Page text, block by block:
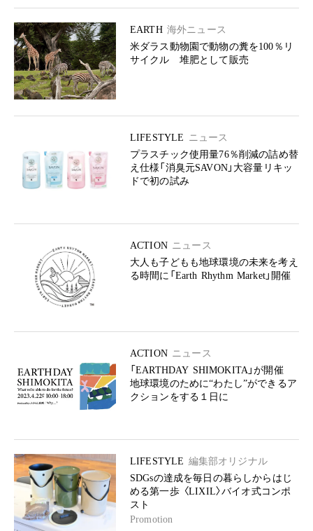
EARTH 海外ニュース
米ダラス動物園で動物の糞を100％リ
サイクル 堆肥として販売
LIFESTYLE ニュース
プラスチック使用量76％削減の詰め替
え仕様「消臭元SAVON」大容量リキッ
ドで初の試み
ACTION ニュース
大人も子どもも地球環境の未来を考え
る時間に「Earth Rhythm Market」開催
ACTION ニュース
「EARTHDAY SHIMOKITA」が開催
地球環境のために“わたし”ができるア
クションをする１日に
LIFESTYLE 編集部オリジナル
SDGsの達成を毎日の暮らしからはじ
める第一歩 〈LIXIL〉バイオ式コンポ
スト
Promotion